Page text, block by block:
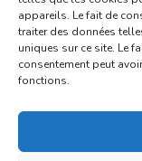
appareils. Le fait de
traiter des données
uniques sur ce site. Le
consentement peut
fonctions.
Fabre)
du 11
Le